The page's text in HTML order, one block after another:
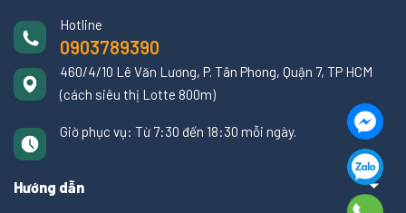
Hotline
0903789390
460/4/10 Lê Văn Lương, P. Tân Phong, Quận 7, TP HCM
(cách siêu thị Lotte 800m)
Giờ phục vụ: Từ 7:30 đến 18:30 mỗi ngày.
Hướng dẫn